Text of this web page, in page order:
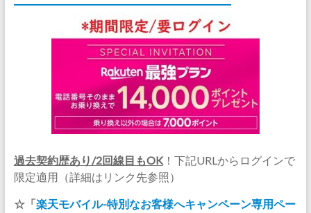
過去契約歴あり/2回線目もOK！下記URLからログインで
限定適用（詳細はリンク先参照）
☆「楽天モバイル-特別なお客様へキャンペーン専用ペー